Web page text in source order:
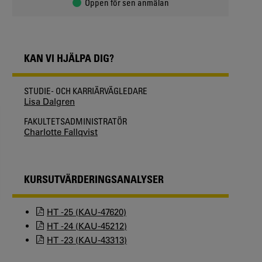
Öppen för sen anmälan
KAN VI HJÄLPA DIG?
STUDIE- OCH KARRIÄRVÄGLEDARE
Lisa Dalgren
FAKULTETSADMINISTRATÖR
Charlotte Fallqvist
KURSUTVÄRDERINGSANALYSER
HT -25 (KAU-47620)
HT -24 (KAU-45212)
HT -23 (KAU-43313)